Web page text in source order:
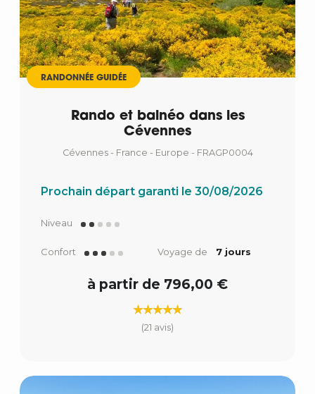
RANDONNÉE GUIDÉE
Rando et balnéo dans les
Cévennes
Cévennes - France - Europe - FRAGP0004
Prochain départ garanti le 30/08/2026
Niveau
Confort Voyage de 7 jours
à partir de 796,00 €
(21 avis)